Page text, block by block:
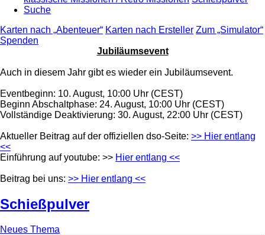
Suche
Karten nach „Abenteuer“ Karten nach Ersteller Zum „Simulator“
Spenden
Jubiläumsevent
Auch in diesem Jahr gibt es wieder ein Jubiläumsevent.
Eventbeginn: 10. August, 10:00 Uhr (CEST)
Beginn Abschaltphase: 24. August, 10:00 Uhr (CEST)
Vollständige Deaktivierung: 30. August, 22:00 Uhr (CEST)
Aktueller Beitrag auf der offiziellen dso-Seite: >> Hier entlang
<<
Einführung auf youtube: >> Hier entlang <<
Beitrag bei uns: >> Hier entlang <<
Schießpulver
Neues Thema